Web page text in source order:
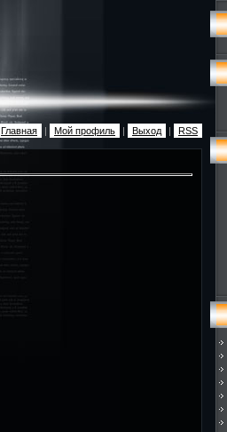
Главная | Мой профиль | Выход | RSS